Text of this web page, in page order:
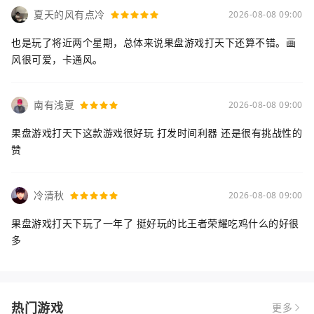
夏天的风有点冷 2026-08-08 09:00
也是玩了将近两个星期，总体来说果盘游戏打天下还算不错。画
风很可爱，卡通风。
南有浅夏 2026-08-08 09:00
果盘游戏打天下这款游戏很好玩 打发时间利器 还是很有挑战性的
赞
冷清秋 2026-08-08 09:00
果盘游戏打天下玩了一年了 挺好玩的比王者荣耀吃鸡什么的好很
多
热门游戏 更多